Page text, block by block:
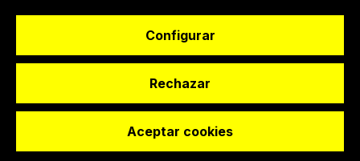
Solicitar reserva
© Dashboard Technologies S.L
Configurar
Rechazar
Aceptar cookies